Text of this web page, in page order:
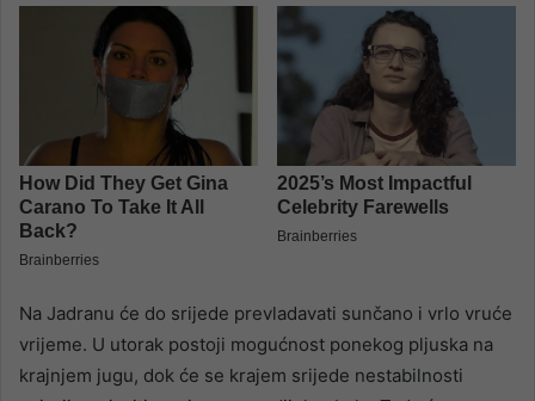
Na Jadranu će do srijede prevladavati sunčano i vrlo vruće
vrijeme. U utorak postoji mogućnost ponekog pljuska na
krajnjem jugu, dok će se krajem srijede nestabilnosti